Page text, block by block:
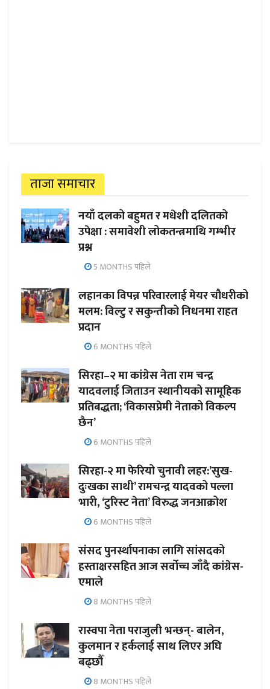
ताजा समाचार
नयाँ दलको बहुमत र मधेशी दलितको
उपेक्षा : समावेशी लोकतन्त्रमाथि गम्भीर
प्रश्न
5 MONTHS पहिले
लहानका विपन्न परिवारलाई मेयर चौधरीको
मलम: विल्टु र सकुन्तीको निधनमा राहत
प्रदान
6 MONTHS पहिले
सिरहा–२ मा कांग्रेस नेता राम चन्द्र
यादवलाई जिताउन स्थानीयको सामूहिक
प्रतिबद्धता; ‘विकासप्रेमी नेताको विकल्प
छैन’
6 MONTHS पहिले
सिरहा-२ मा फेरियो चुनावी लहर:’सुख-
दुःखका साथी’ रामचन्द्र यादवको पल्ला
भारी, ‘टुरिस्ट नेता’ विरुद्ध जनआक्रोश
6 MONTHS पहिले
संसद पुनर्स्थापनाका लागि सांसदको
हस्ताक्षरसहित आज सर्वोच्च जाँदै कांग्रेस-
एमाले
8 MONTHS पहिले
रास्वपा नेता पराजुली भन्छन्- बालेन,
कुलमान र हर्कलाई साथ लिएर अघि
बढ्छौँ
8 MONTHS पहिले